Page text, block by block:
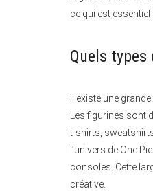
ce qui est
Quels
Il existe une
Les figurines sont
t-shirts,
l’univers de One
consoles. Cette
créative.